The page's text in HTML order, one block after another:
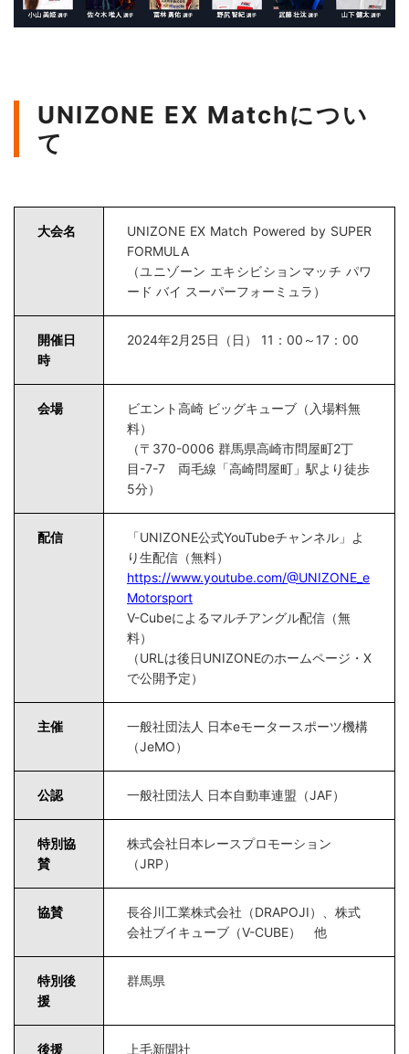
UNIZONE EX Matchについ
て
大会名
UNIZONE EX Match Powered by SUPER
FORMULA
（ユニゾーン エキシビションマッチ パワ
ード バイ スーパーフォーミュラ）
開催日
時
2024年2月25日（日） 11：00～17：00
会場
ビエント高崎 ビッグキューブ（入場料無
料）
（〒370-0006 群馬県高崎市問屋町2丁
目-7-7 両毛線「高崎問屋町」駅より徒歩
5分）
配信
「UNIZONE公式YouTubeチャンネル」よ
り生配信（無料）
https://www.youtube.com/@UNIZONE_e
Motorsport
V-Cubeによるマルチアングル配信（無
料）
（URLは後日UNIZONEのホームページ・X
で公開予定）
主催
一般社団法人 日本eモータースポーツ機構
（JeMO）
公認 一般社団法人 日本自動車連盟（JAF）
特別協
賛
株式会社日本レースプロモーション
（JRP）
協賛
長谷川工業株式会社（DRAPOJI）、株式
会社ブイキューブ（V-CUBE） 他
特別後
援
群馬県
後援 上毛新聞社